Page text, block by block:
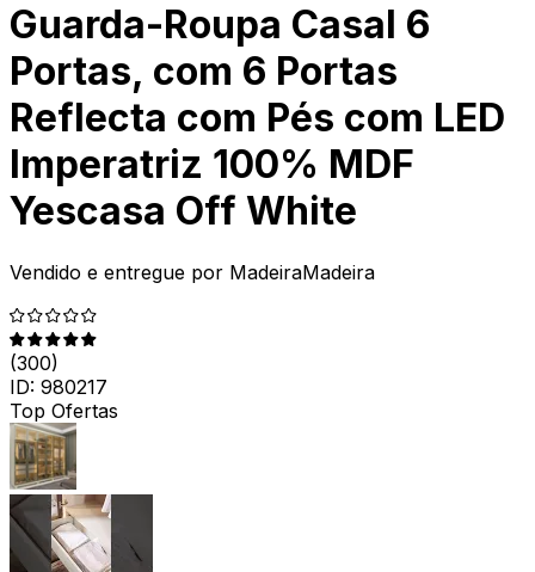
Guarda-Roupa Casal 6
Portas, com 6 Portas
Reflecta com Pés com LED
Imperatriz 100% MDF
Yescasa Off White
Vendido e entregue por MadeiraMadeira
(300)
ID: 980217
Top Ofertas